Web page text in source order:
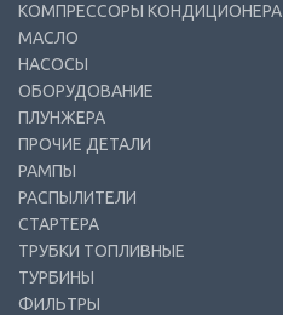
КОМПРЕССОРЫ КОНДИЦИОНЕРА
МАСЛО
НАСОСЫ
ОБОРУДОВАНИЕ
ПЛУНЖЕРА
ПРОЧИЕ ДЕТАЛИ
РАМПЫ
РАСПЫЛИТЕЛИ
СТАРТЕРА
ТРУБКИ ТОПЛИВНЫЕ
ТУРБИНЫ
ФИЛЬТРЫ